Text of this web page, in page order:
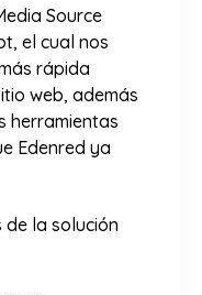
Source
el cual nos
rápida
web, además
herramientas
Edenred ya
la solución